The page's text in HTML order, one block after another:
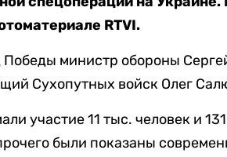
RTVI.
министр обороны
Сухопутных войск Олег
участие 11 тыс. человек и
были показаны